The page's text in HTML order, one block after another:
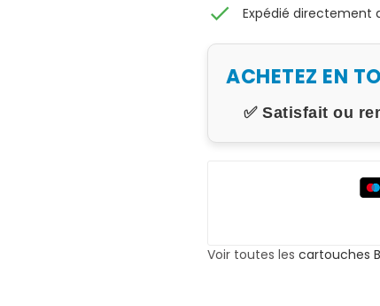
check Expédié directement
ACHETEZ EN
✅ Satisfait ou
Voir toutes les cartouches